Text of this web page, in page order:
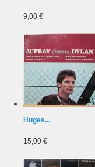
9,00 €
Huges...
15,00 €